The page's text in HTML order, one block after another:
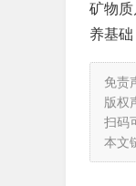
矿物
养基础
免责
版权
扫码
本文